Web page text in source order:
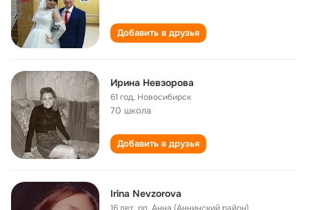
Добавить в друзья
Ирина Невзорова
61 год, Новосибирск
70 школа
Добавить в друзья
Irina Nevzorova